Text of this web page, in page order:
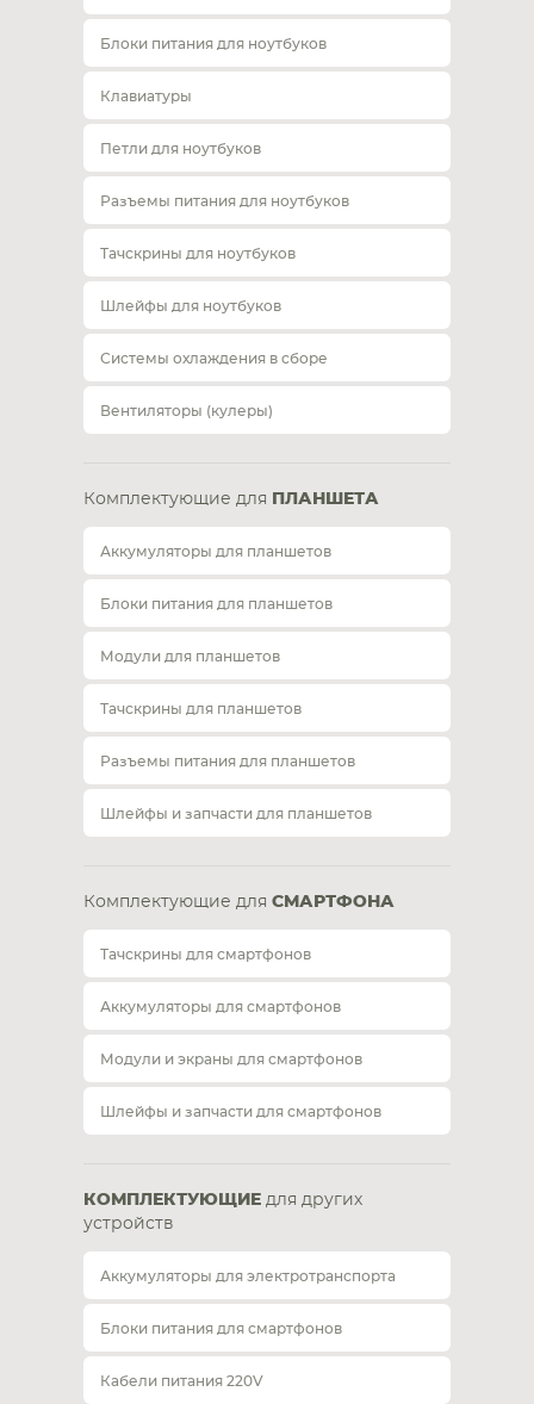
Блоки питания для ноутбуков
Клавиатуры
Петли для ноутбуков
Разъемы питания для ноутбуков
Тачскрины для ноутбуков
Шлейфы для ноутбуков
Системы охлаждения в сборе
Вентиляторы (кулеры)
Комплектующие для ПЛАНШЕТА
Аккумуляторы для планшетов
Блоки питания для планшетов
Модули для планшетов
Тачскрины для планшетов
Разъемы питания для планшетов
Шлейфы и запчасти для планшетов
Комплектующие для СМАРТФОНА
Тачскрины для смартфонов
Аккумуляторы для смартфонов
Модули и экраны для смартфонов
Шлейфы и запчасти для смартфонов
КОМПЛЕКТУЮЩИЕ для других
устройств
Аккумуляторы для электротранспорта
Блоки питания для смартфонов
Кабели питания 220V